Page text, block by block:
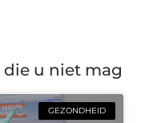
die u niet mag
GEZONDHEID